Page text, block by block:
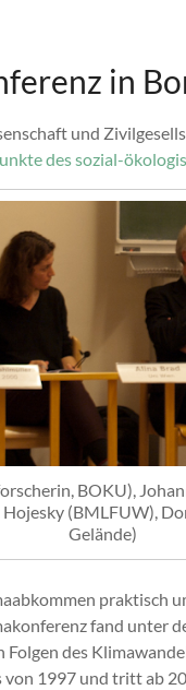
in
und
des sozial-
BOKU),
(BMLFUW),
Gelände)
praktisch
fand unter
des
1997 und tritt ab